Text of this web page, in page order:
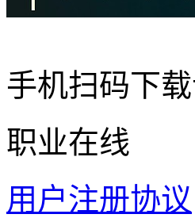
手机扫码下
职业在线
用户注册协议